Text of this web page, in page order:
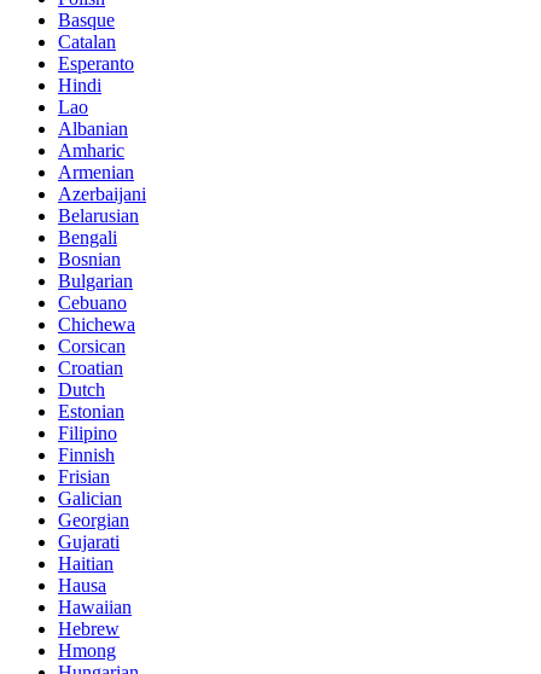
Basque
Catalan
Esperanto
Hindi
Lao
Albanian
Amharic
Armenian
Azerbaijani
Belarusian
Bengali
Bosnian
Bulgarian
Cebuano
Chichewa
Corsican
Croatian
Dutch
Estonian
Filipino
Finnish
Frisian
Galician
Georgian
Gujarati
Haitian
Hausa
Hawaiian
Hebrew
Hmong